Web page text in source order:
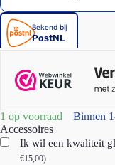
1 op voorraad
Accessoires
Ik wil een kwaliteit
€15,00)